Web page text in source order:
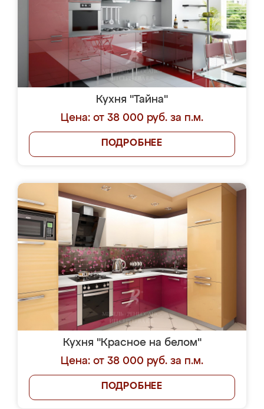
Кухня "Тайна"
Цена: от 38 000 руб. за п.м.
ПОДРОБНЕЕ
Кухня "Красное на белом"
Цена: от 38 000 руб. за п.м.
ПОДРОБНЕЕ